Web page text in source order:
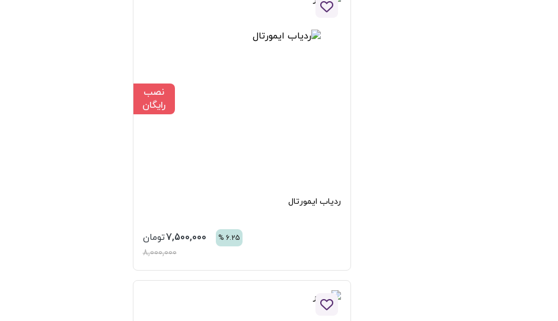
افزودن به لیست علاقه مندی ها
نصب
رایگان
ردیاب ایمورتال
6.25
%
7,500,000تومان
8,000,000
افزودن به لیست علاقه مندی ها